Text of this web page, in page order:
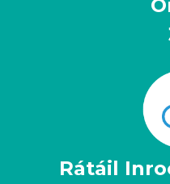
Rátáil